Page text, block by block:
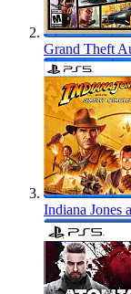
Grand Theft
Indiana Jones